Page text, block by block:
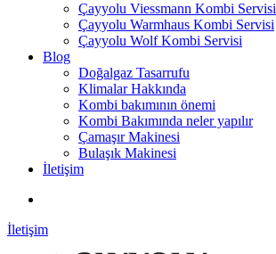
Çayyolu Viessmann Kombi Servisi
Çayyolu Warmhaus Kombi Servisi
Çayyolu Wolf Kombi Servisi
Blog
Doğalgaz Tasarrufu
Klimalar Hakkında
Kombi bakımının önemi
Kombi Bakımında neler yapılır
Çamaşır Makinesi
Bulaşık Makinesi
İletişim
İletişim